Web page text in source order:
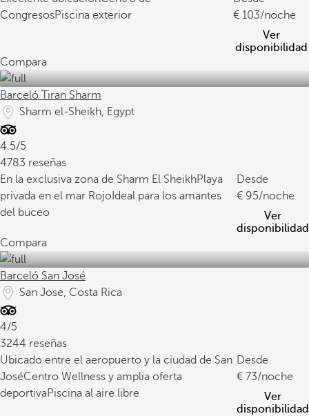
CongresosPiscina exterior
103/noche
Ver
disponibilidad
Compara
Barceló Tiran Sharm
Sharm el-Sheikh, Egypt
4.5/5
4783 reseñas
En la exclusiva zona de Sharm El SheikhPlaya
privada en el mar Rojo Ideal para los amantes
del buceo
Desde
95/noche
Ver
disponibilidad
Compara
Barceló San José
San Jose, Costa Rica
4/5
3244 reseñas
Ubicado entre el aeropuerto y la ciudad de San
JoséCentro Wellness y amplia oferta
deportivaPiscina al aire libre
Desde
73/noche
Ver
disponibilidad